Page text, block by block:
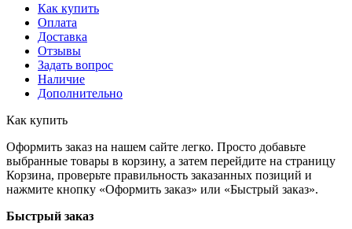
Как купить
Оплата
Доставка
Отзывы
Задать вопрос
Наличие
Дополнительно
Как купить
Оформить заказ на нашем сайте легко. Просто добавьте
выбранные товары в корзину, а затем перейдите на страницу
Корзина, проверьте правильность заказанных позиций и
нажмите кнопку «Оформить заказ» или «Быстрый заказ».
Быстрый заказ